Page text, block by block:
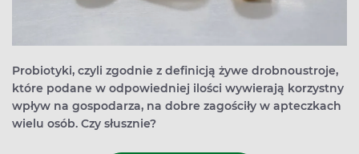
Probiotyki, czyli zgodnie z definicją żywe drobnoustroje,
które podane w odpowiedniej ilości wywierają korzystny
wpływ na gospodarza, na dobre zagościły w apteczkach
wielu osób. Czy słusznie?